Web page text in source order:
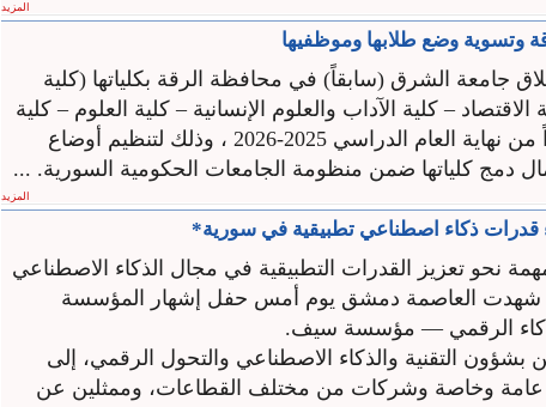
المزيد
وتسوية وضع طلابها وموظفيها
جامعة الشرق (سابقاً) في محافظة الرقة بكلياتها (كلية
– كلية الآداب والعلوم الإنسانية – كلية العلوم – كلية
التربية -العلوم الطبية) اعتباراً من نهاية العام الدراسي 2025-2026 ، وذلك لتنظيم أوضاع
دمج كلياتها ضمن منظومة الجامعات الحكومية السورية. ...
المزيد
ذكاء اصطناعي تطبيقية في سورية*
نحو تعزيز القدرات التطبيقية في مجال الذكاء الاصطناعي
شهدت العاصمة دمشق يوم أمس حفل إشهار المؤسسة
الرقمي — مؤسسة سيف.
التقنية والذكاء الاصطناعي والتحول الرقمي، إلى
وخاصة وشركات من مختلف القطاعات، وممثلين عن